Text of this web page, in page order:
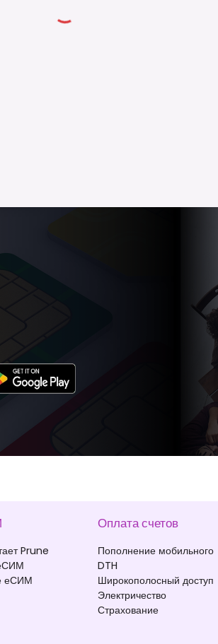
Prune
еСИМ
Оплата счетов
Пополнение мобильного
DTH
Широкополосный доступ
Электричество
Страхование